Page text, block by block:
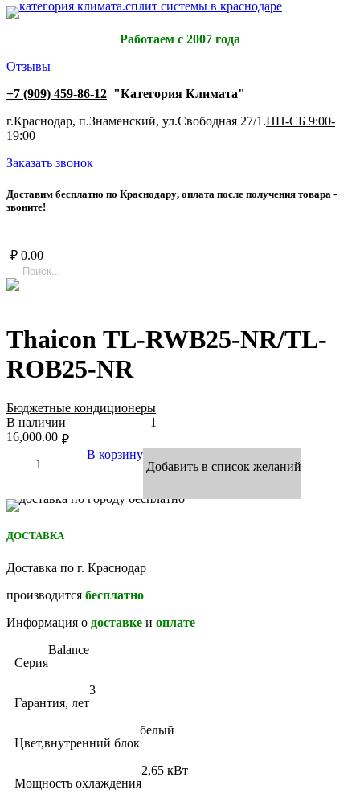
Работаем с 2007 года
Отзывы
+7 (909) 459-86-12 "Категория Климата"
г.Краснодар, п.Знаменский, ул.Свободная 27/1.ПН-СБ 9:00-
19:00
Заказать звонок
Доставим бесплатно по Краснодару, оплата после получения товара -
звоните!
₽ 0.00
Thaicon TL-RWB25-NR/TL-
ROB25-NR
Бюджетные кондиционеры
В наличии
1
₽
16,000.00
В корзину
Добавить в список желаний
ДОСТАВКА
Доставка по г. Краснодар
производится бесплатно
Информация о доставке и оплате
Серия
Balance
Гарантия, лет
3
Цвет,внутренний блок
белый
Мощность охлаждения
2,65 кВт